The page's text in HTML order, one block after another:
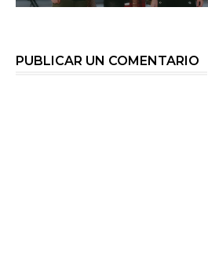
PUBLICAR UN COMENTARIO